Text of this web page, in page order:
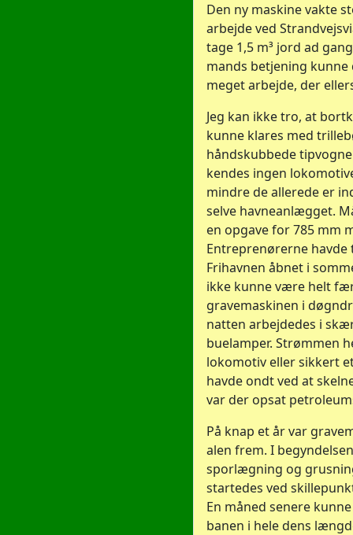
Den ny maskine vakte
arbejde ved
tage 1,5 m³ jord ad
mands betjening
meget arbejde, der
Jeg kan ikke tro, at
kunne klares med
håndskubbede
kendes ingen
mindre de allerede er
selve havneanlægget.
en opgave for 785 mm
Entreprenørerne havde
Frihavnen åbnet i
ikke kunne være helt
gravemaskinen i
natten arbejdedes i
buelamper. Strømmen
lokomotiv eller sikkert
havde ondt ved at
var der opsat
På knap et år var
alen frem. I
sporlægning og
startedes ved
En måned senere
banen i hele dens